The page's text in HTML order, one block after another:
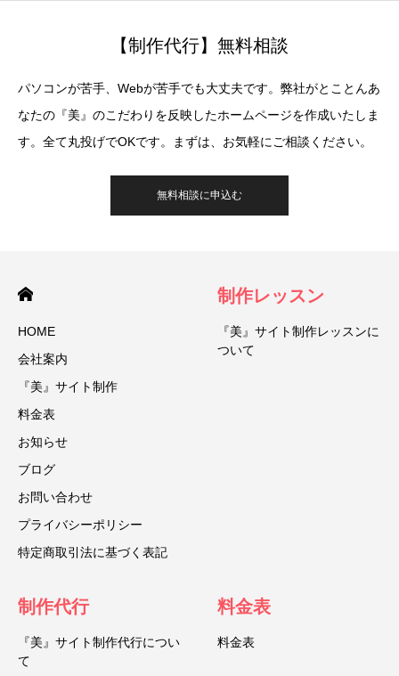
【制作代行】無料相談
パソコンが苦手、Webが苦手でも大丈夫です。弊社がとことんあ
なたの『美』のこだわりを反映したホームページを作成いたしま
す。全て丸投げでOKです。まずは、お気軽にご相談ください。
無料相談に申込む
HOME
会社案内
『美』サイト制作
料金表
お知らせ
ブログ
お問い合わせ
プライバシーポリシー
特定商取引法に基づく表記
制作レッスン
『美』サイト制作レッスンに
ついて
制作代行
『美』サイト制作代行につい
て
料金表
料金表